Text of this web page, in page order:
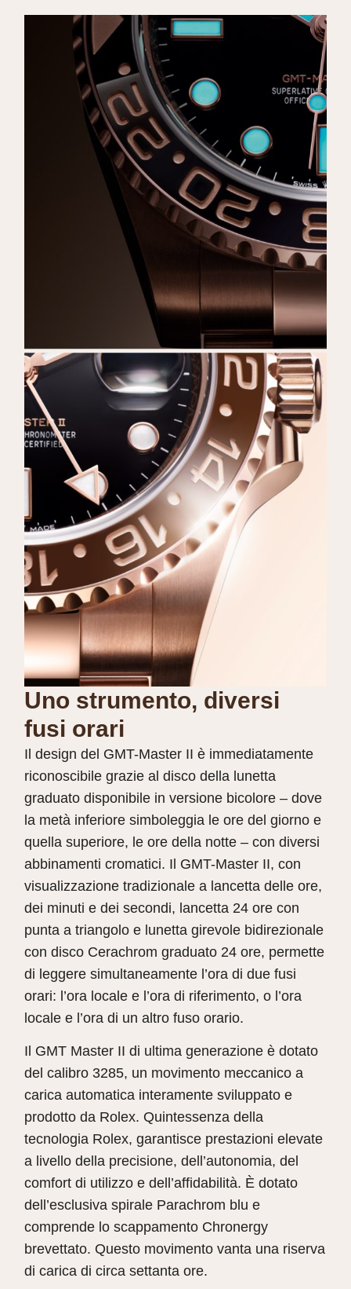
Uno strumento, diversi
fusi orari
Il design del GMT-Master II è immediatamente
riconoscibile grazie al disco della lunetta
graduato disponibile in versione bicolore – dove
la metà inferiore simboleggia le ore del giorno e
quella superiore, le ore della notte – con diversi
abbinamenti cromatici. Il GMT-Master II, con
visualizzazione tradizionale a lancetta delle ore,
dei minuti e dei secondi, lancetta 24 ore con
punta a triangolo e lunetta girevole bidirezionale
con disco Cerachrom graduato 24 ore, permette
di leggere simultaneamente l’ora di due fusi
orari: l’ora locale e l’ora di riferimento, o l’ora
locale e l’ora di un altro fuso orario.
Il GMT Master II di ultima generazione è dotato
del calibro 3285, un movimento meccanico a
carica automatica interamente sviluppato e
prodotto da Rolex. Quintessenza della
tecnologia Rolex, garantisce prestazioni elevate
a livello della precisione, dell’autonomia, del
comfort di utilizzo e dell’affidabilità. È dotato
dell’esclusiva spirale Parachrom blu e
comprende lo scappamento Chronergy
brevettato. Questo movimento vanta una riserva
di carica di circa settanta ore.